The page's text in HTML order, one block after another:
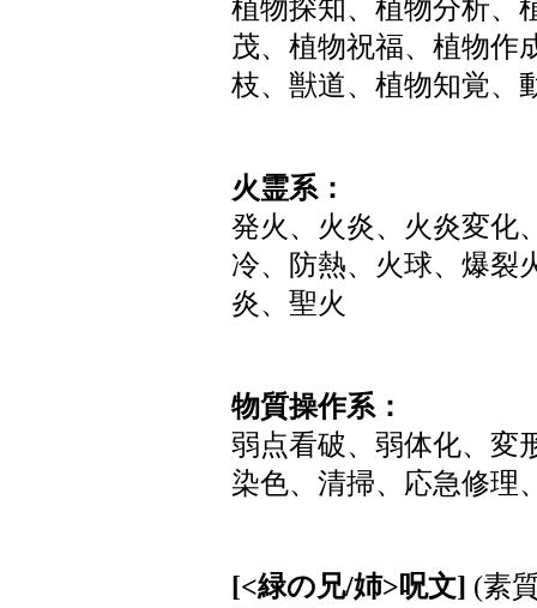
植物探知、植物分析、
茂、植物祝福、植物作
枝、獣道、植物知覚、
火霊系：
発火、火炎、火炎変化
冷、防熱、火球、爆裂
炎、聖火
物質操作系：
弱点看破、弱体化、変
染色、清掃、応急修理
[<緑の兄/姉>呪文] (素